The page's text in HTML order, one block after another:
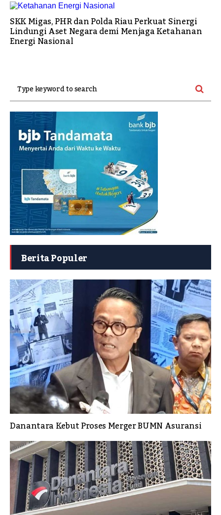
SKK Migas, PHR dan Polda Riau Perkuat Sinergi
Lindungi Aset Negara demi Menjaga Ketahanan
Energi Nasional
Berita Populer
Danantara Kebut Proses Merger BUMN Asuransi